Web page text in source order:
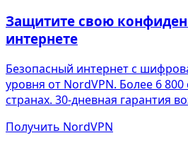
Защитите свою
интернете
Безопасный интернет с
уровня от NordVPN. Более 6 800
странах. 30-дневная гарантия
Получить NordVPN